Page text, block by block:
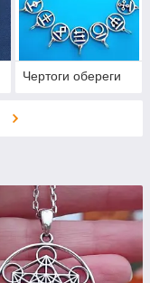
Чертоги обереги